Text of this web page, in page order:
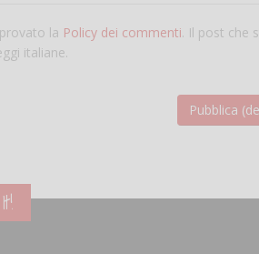
la Policy dei commenti. Il post che
italiane.